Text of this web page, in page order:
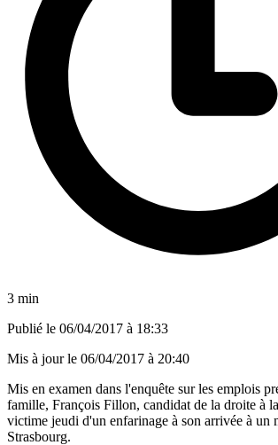
3 min
Publié le 06/04/2017 à 18:33
Mis à jour le 06/04/2017 à 20:40
Mis en examen dans l'enquête sur les emplois
famille, François Fillon, candidat de la droite à
victime jeudi d'un enfarinage à son arrivée à un
Strasbourg.